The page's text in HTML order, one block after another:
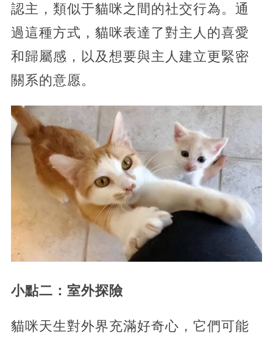
認主，類似于貓咪之間的社交行為。通
過這種方式，貓咪表達了對主人的喜愛
和歸屬感，以及想要與主人建立更緊密
關系的意愿。
小點二：室外探險
貓咪天生對外界充滿好奇心，它們可能